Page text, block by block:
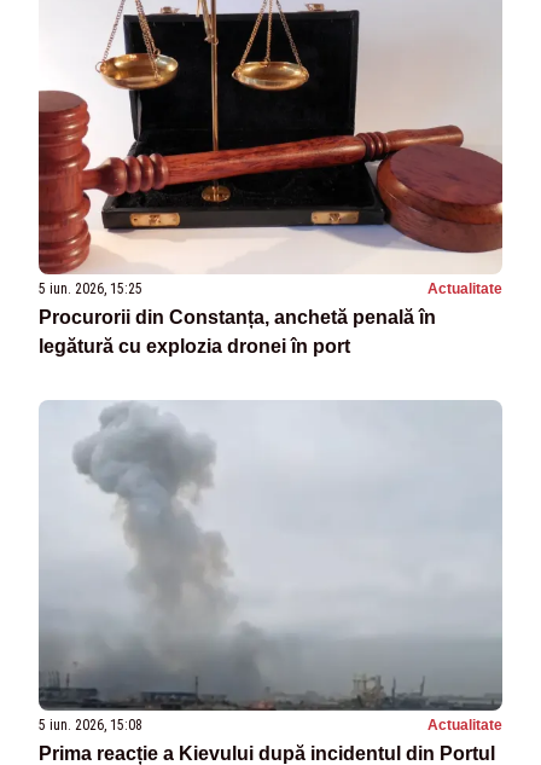
5 iun. 2026, 15:25 Actualitate
Procurorii din Constanța, anchetă penală în
legătură cu explozia dronei în port
5 iun. 2026, 15:08 Actualitate
Prima reacție a Kievului după incidentul din Portul